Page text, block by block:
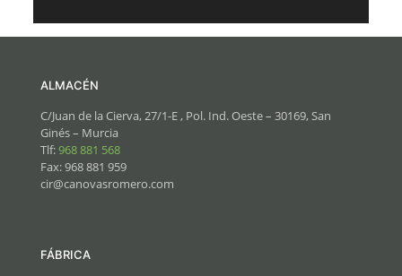
ALMACÉN
C/Juan de la Cierva, 27/1-E , Pol. Ind. Oeste – 30169, San
Ginés – Murcia
Tlf:968 881 568
Fax: 968 881 959
cir@canovasromero.com
FÁBRICA